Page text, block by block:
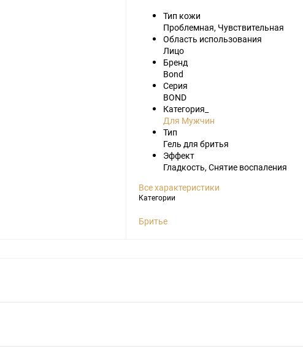
Тип кожи
Проблемная, Чувствительная
Область использования
Лицо
Бренд
Bond
Серия
BOND
Категория_
Для Мужчин
Тип
Гель для бритья
Эффект
Гладкость, Снятие воспаления
Все характеристики
Категории
Бритье